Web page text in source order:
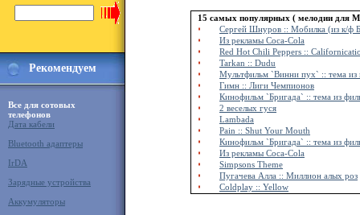
Рекомендуем
Все для сотовых
телефонов
Дата кабели
Bluetooth адаптеры
IrDA
Зарядные устройства
Аккумуляторы
15 самых популярных ( мелодии для
Сергей Шнуров :: Мобилка (из к/ф
Из рекламы Coca-Cola
Red Hot Chili Peppers ::
Tarkan :: Dudu
Мультфильм `Винни пух` :: тема из
Гимн :: Лиги Чемпионов
Кинофильм `Бригада` :: тема из
2 веселых гуся
Lambada
Pain :: Shut Your Mouth
Кинофильм `Бригада` :: тема из
Из рекламы Coca-Cola
Simpsons Theme
Пугачева Алла :: Миллион алых роз
Coldplay :: Yellow